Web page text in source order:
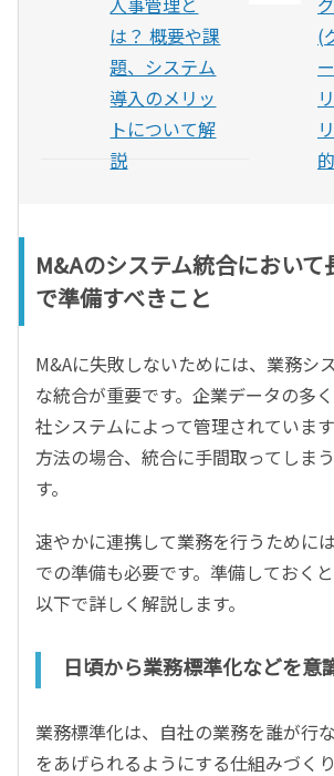
は？ 概要や課
題、システム
導入のメリッ
トについて解
説
(
M&Aのシステム統合におい
で準備すべきこと
M&Aに失敗しないためには、業務シ
な統合が重要です。企業データの多
社システムによって管理されていま
方法の場合、統合に手間取ってしま
す。
速やかに連携して業務を行うために
での準備も必要です。準備しておく
以下で詳しく解説します。
日頃から業務標準化などを意
業務標準化は、自社の業務を誰が行
をあげられるようにする仕組みづく